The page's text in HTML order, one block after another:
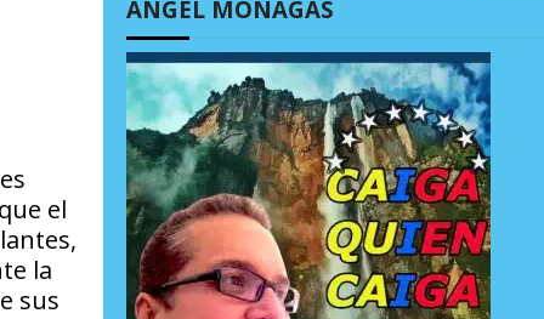
el
la
sus
ÁNGEL MONAGAS